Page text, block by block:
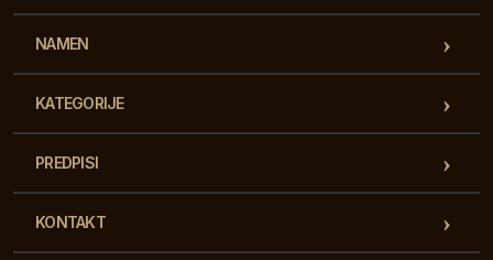
NAMEN
KATEGORIJE
PREDPISI
KONTAKT